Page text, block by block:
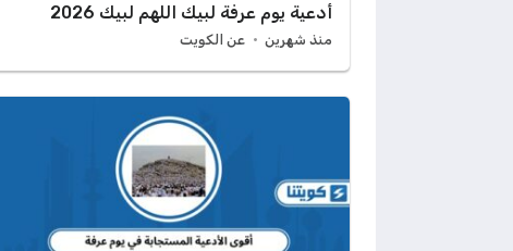
أدعية يوم عرفة لبيك اللهم لبيك 2026
منذ شهرين عن الكويت